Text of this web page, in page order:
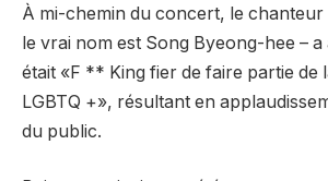
À mi-chemin du concert, le chanteur
le vrai nom est Song Byeong-hee –
était «F ** King fier de faire partie de
LGBTQ +», résultant en
du public.